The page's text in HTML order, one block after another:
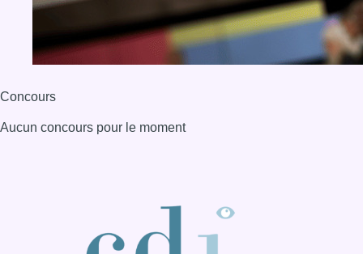
Concours
Aucun concours pour le moment